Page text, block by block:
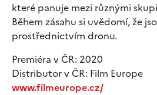
které panuje mezi různými
Během zásahu si uvědomí, že
prostřednictvím dronu.
Premiéra v ČR: 2020
Distributor v ČR: Film Europe
www.filmeurope.cz/